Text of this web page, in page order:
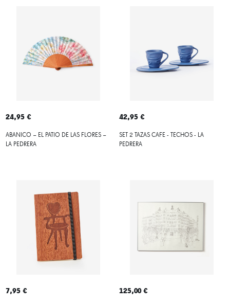
24,95 €
ABANICO – EL PATIO DE LAS FLORES –
LA PEDRERA
42,95 €
SET 2 TAZAS CAFE - TECHOS - LA
PEDRERA
7,95 € 125,00 €